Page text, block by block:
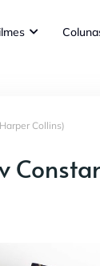
Collins)